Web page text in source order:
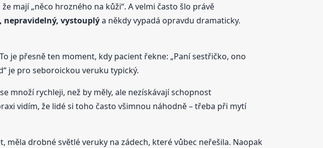
mají „něco hrozného na kůži“. A velmi často šlo právě
nepravidelný, vystouplýa někdy vypadá opravdu dramaticky.
je přesně ten moment, kdy pacient řekne: „Paní sestřičko, ono
je pro seboroickou veruku typický.
množí rychleji, než by měly, ale nezískávají schopnost
vidím, že lidé si toho často všimnou náhodně – třeba při mytí
měla drobné světlé veruky na zádech, které vůbec neřešila. Naopak